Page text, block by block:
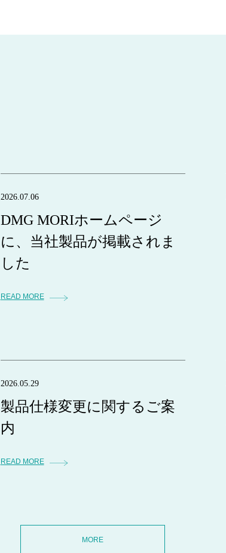
2026.07.06
DMG MORIホームページ
に、当社製品が掲載されま
した
READ MORE
2026.05.29
製品仕様変更に関するご案
内
READ MORE
MORE